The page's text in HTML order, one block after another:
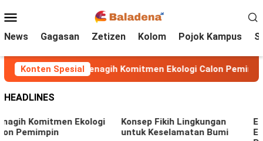
ke
kontenMobile
News Gagasan Zetizen Kolom Pojok Kampus
Konten SpesialMenagih Komitmen Ekologi Calon
HEADLINES
Ekologi
Konsep Fikih Lingkungan
untuk Keselamatan Bumi
Ekofeminisme:
Eksploitasi